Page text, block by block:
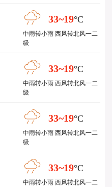
33~19°C
中雨转小雨 西风转北风一二
级
33~19°C
中雨转小雨 西风转北风一二
级
33~19°C
中雨转小雨 西风转北风一二
级
33~19°C
中雨转小雨 西风转北风一二